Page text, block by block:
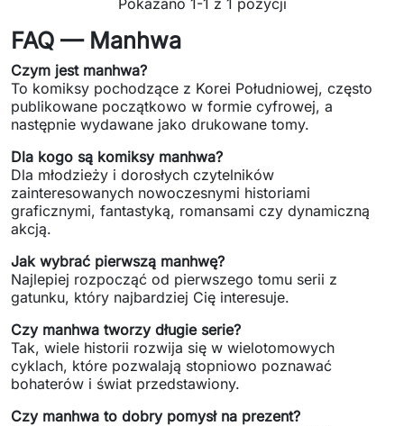
Co wyróżnia manhwę na tle
innych komiksów?
Koreańskie komiksyczęsto stawiają na intensywne
emocje bohaterów, szybkie zwroty akcji oraz
atrakcyjną, nowoczesną kreskę. Charakterystyczne są
również dłuższe sceny dialogowe i rozbudowane
relacje między postaciami, które budują
zaangażowanie czytelnika.
Wpływ publikacji cyfrowych sprawił, że wiele historii
tworzonych jest z myślą o wygodnym czytaniu na
narracją wizualną. Wydania drukowane pozwalają
natomiast cieszyć się ulubionymi tytułami w formie
kolekcjonerskich tomów.
Pokazano 1-1 z 1 pozycji
FAQ — Manhwa
Czym jest manhwa?
To komiksy pochodzące z Korei Południowej, często
publikowane początkowo w formie cyfrowej, a
następnie wydawane jako drukowane tomy.
Dla kogo są komiksy manhwa?
Dla młodzieży i dorosłych czytelników
zainteresowanych nowoczesnymi historiami
graficznymi, fantastyką, romansami czy dynamiczną
akcją.
Jak wybrać pierwszą manhwę?
Najlepiej rozpocząć od pierwszego tomu serii z
gatunku, który najbardziej Cię interesuje.
Czy manhwa tworzy długie serie?
Tak, wiele historii rozwija się w wielotomowych
cyklach, które pozwalają stopniowo poznawać
bohaterów i świat przedstawiony.
Czy manhwa to dobry pomysł na prezent?